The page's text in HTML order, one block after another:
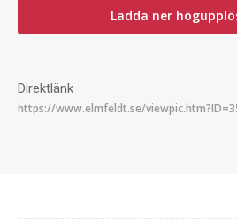
Ladda ner
Direktlänk